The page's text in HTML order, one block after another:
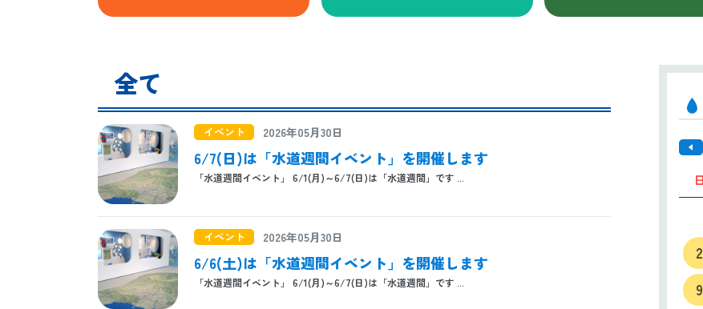
全て
イベント 2026年05月30日
6/7(日)は「水道週間イベント」を開催します
「水道週間イベント」 6/1(月)～6/7(日)は「水道週間」です ...
イベント 2026年05月30日
6/6(土)は「水道週間イベント」を開催します
「水道週間イベント」 6/1(月)～6/7(日)は「水道週間」です ...
日
2
9